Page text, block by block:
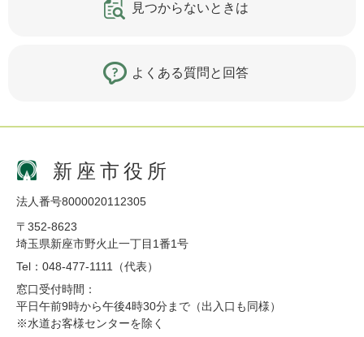
見つからないときは
よくある質問と回答
新座市役所
法人番号8000020112305
〒352-8623
埼玉県新座市野火止一丁目1番1号
Tel：048-477-1111（代表）
窓口受付時間：
平日午前9時から午後4時30分まで（出入口も同様）
※水道お客様センターを除く